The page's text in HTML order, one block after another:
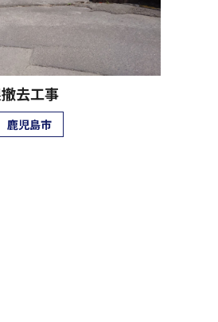
去工事
鹿児島市